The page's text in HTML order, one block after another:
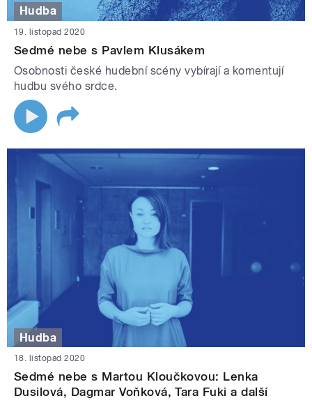
Hudba
19. listopad 2020
Sedmé nebe s Pavlem Klusákem
Osobnosti české hudební scény vybírají a komentují
hudbu svého srdce.
Hudba
18. listopad 2020
Sedmé nebe s Martou Kloučkovou: Lenka
Dusilová, Dagmar Voňková, Tara Fuki a další